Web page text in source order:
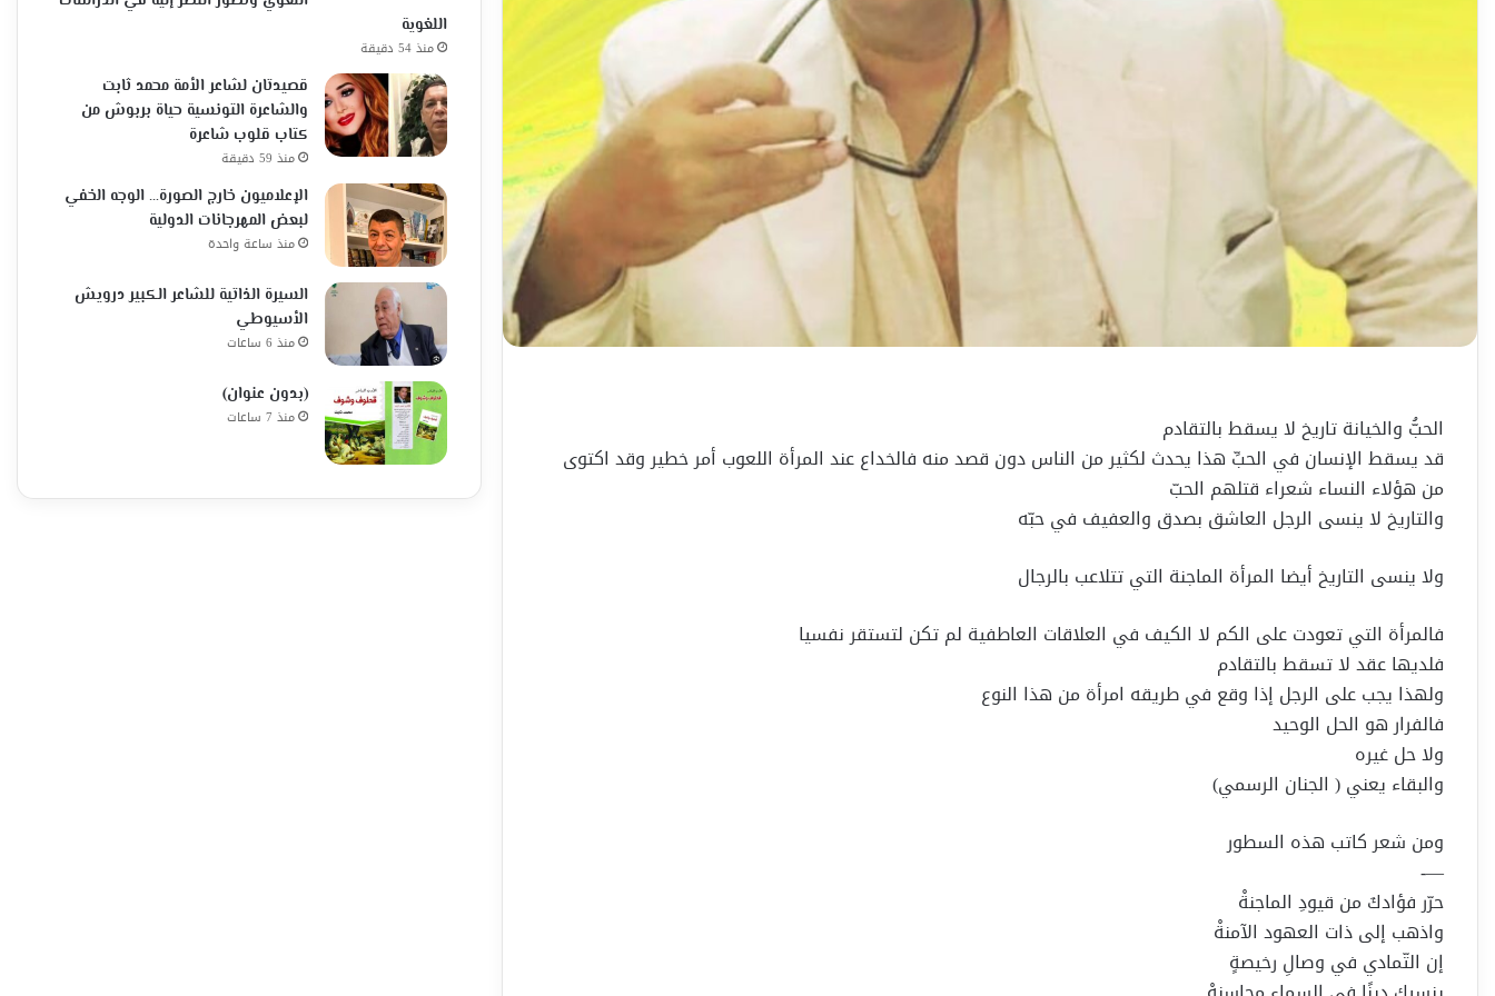
الحبُّ والخيانة تاريخ لا يسقط بالتقادم
قد يسقط الإنسان في الحبِّ هذا يحدث لكثير من الناس دون قصد منه فالخداع عند المرأة اللعوب أمر خطير وقد اكتوى
من هؤلاء النساء شعراء قتلهم الحبّ
والتاريخ لا ينسى الرجل العاشق بصدق والعفيف في حبّه
ولا ينسى التاريخ أيضا المرأة الماجنة التي تتلاعب بالرجال
فالمرأة التي تعودت على الكم لا الكيف في العلاقات العاطفية لم تكن لتستقر نفسيا
فلديها عقد لا تسقط بالتقادم
ولهذا يجب على الرجل إذا وقع في طريقه امرأة من هذا النوع
فالفرار هو الحل الوحيد
ولا حل غيره
والبقاء يعني ( الجنان الرسمي)
ومن شعر كاتب هذه السطور
—-
حرّر فؤادكَ من قيودِ الماجنةْ
واذهب إلى ذات العهود الآمنةْ
إن التّمادي في وصالِ رخيصةٍ
اللغوية
منذ 54 دقيقة
قصيدتان لشاعر الأمة محمد ثابت
والشاعرة التونسية حياة بربوش من
كتاب قلوب شاعرة
منذ 59 دقيقة
الإعلاميون خارج الصورة… الوجه الخفي
لبعض المهرجانات الدولية
منذ ساعة واحدة
السيرة الذاتية للشاعر الكبير درويش
الأسيوطي
منذ 6 ساعات
(بدون عنوان)
منذ 7 ساعات